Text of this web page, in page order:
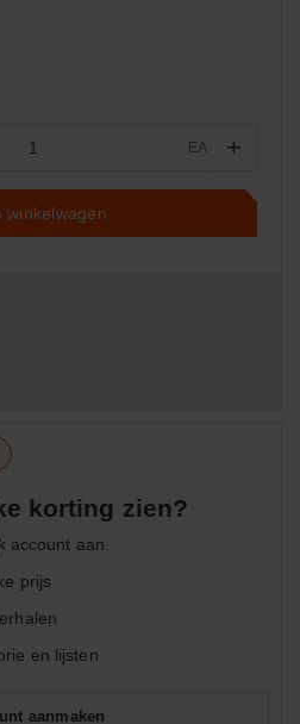
EA +
winkelwagen
korting zien?
account aan.
prijs
en lijsten
aanmaken